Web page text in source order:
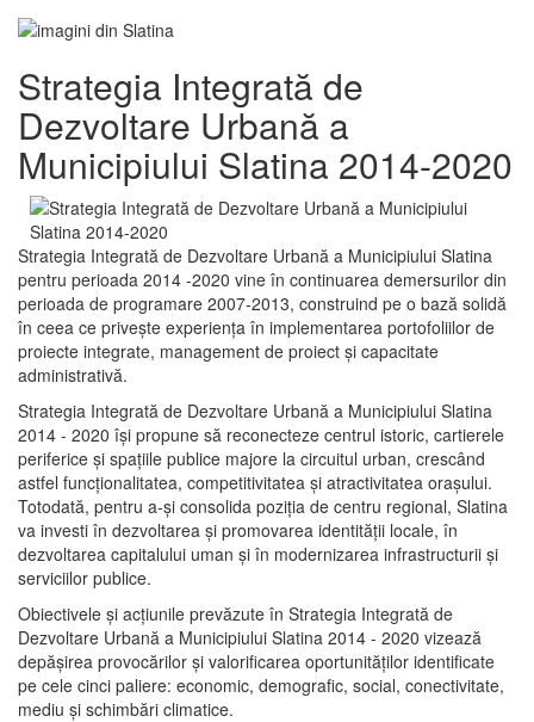
Strategia Integrată de
Dezvoltare Urbană a
Municipiului Slatina 2014-2020
Strategia Integrată de Dezvoltare Urbană a Municipiului Slatina
pentru perioada 2014 -2020 vine în continuarea demersurilor din
perioada de programare 2007-2013, construind pe o bază solidă
în ceea ce priveşte experienţa în implementarea portofoliilor de
proiecte integrate, management de proiect și capacitate
administrativă.
Strategia Integrată de Dezvoltare Urbană a Municipiului Slatina
2014 - 2020 își propune să reconecteze centrul istoric, cartierele
periferice şi spaţiile publice majore la circuitul urban, crescând
astfel funcţionalitatea, competitivitatea şi atractivitatea oraşului.
Totodată, pentru a-şi consolida poziţia de centru regional, Slatina
va investi în dezvoltarea şi promovarea identităţii locale, în
dezvoltarea capitalului uman şi în modernizarea infrastructurii şi
serviciilor publice.
Obiectivele şi acţiunile prevăzute în Strategia Integrată de
Dezvoltare Urbană a Municipiului Slatina 2014 - 2020 vizează
depășirea provocărilor şi valorificarea oportunităţilor identificate
pe cele cinci paliere: economic, demografic, social, conectivitate,
mediu şi schimbări climatice.